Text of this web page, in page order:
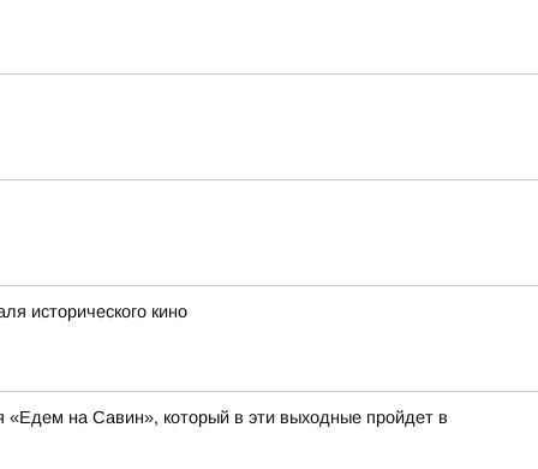
исторического кино
«Едем на Савин», который в эти выходные пройдет в